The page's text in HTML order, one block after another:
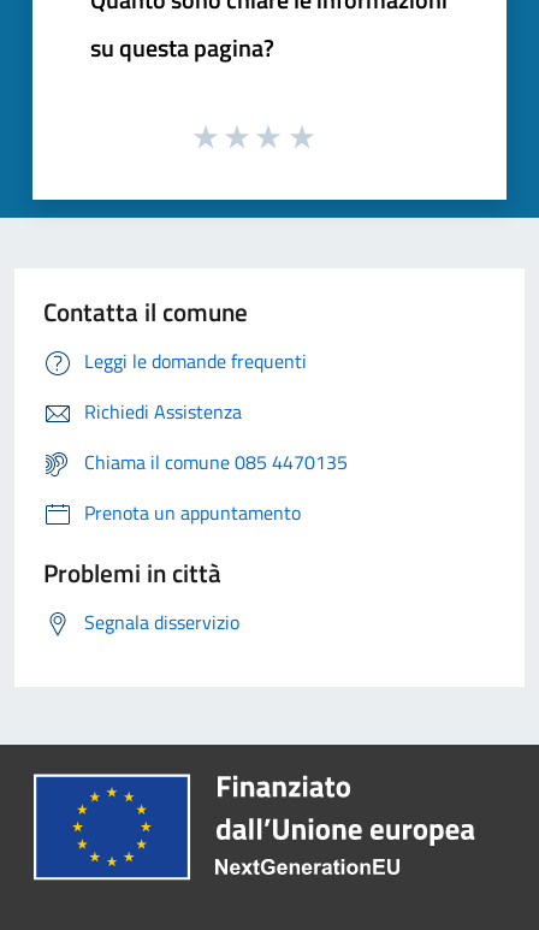
su questa pagina?
Contatta il comune
Leggi le domande frequenti
Richiedi Assistenza
Chiama il comune 085 4470135
Prenota un appuntamento
Problemi in città
Segnala disservizio